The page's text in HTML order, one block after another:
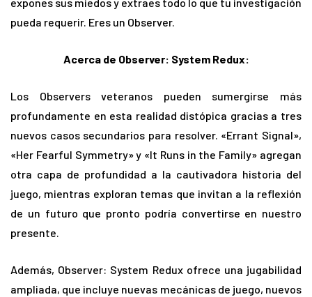
expones sus miedos y extraes todo lo que tu investigación
pueda requerir. Eres un Observer.
Acerca de Observer: System Redux:
Los Observers veteranos pueden sumergirse más
profundamente en esta realidad distópica gracias a tres
nuevos casos secundarios para resolver. «Errant Signal»,
«Her Fearful Symmetry» y «It Runs in the Family» agregan
otra capa de profundidad a la cautivadora historia del
juego, mientras exploran temas que invitan a la reflexión
de un futuro que pronto podría convertirse en nuestro
presente.
Además, Observer: System Redux ofrece una jugabilidad
ampliada, que incluye nuevas mecánicas de juego, nuevos